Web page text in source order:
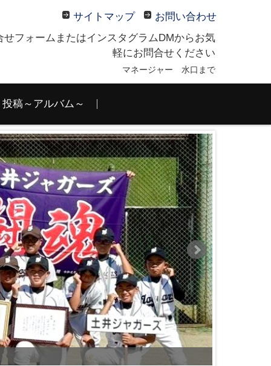
サイトマップ
お問い合わせ
せフォームまたはインスタグラムDMからお気
軽にお問合せください
マネージャー 水口まで
投稿～アルバム～